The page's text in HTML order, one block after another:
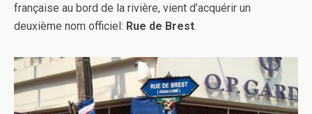
française au bord de la rivière, vient d’acquérir un
deuxième nom officiel: Rue de Brest.